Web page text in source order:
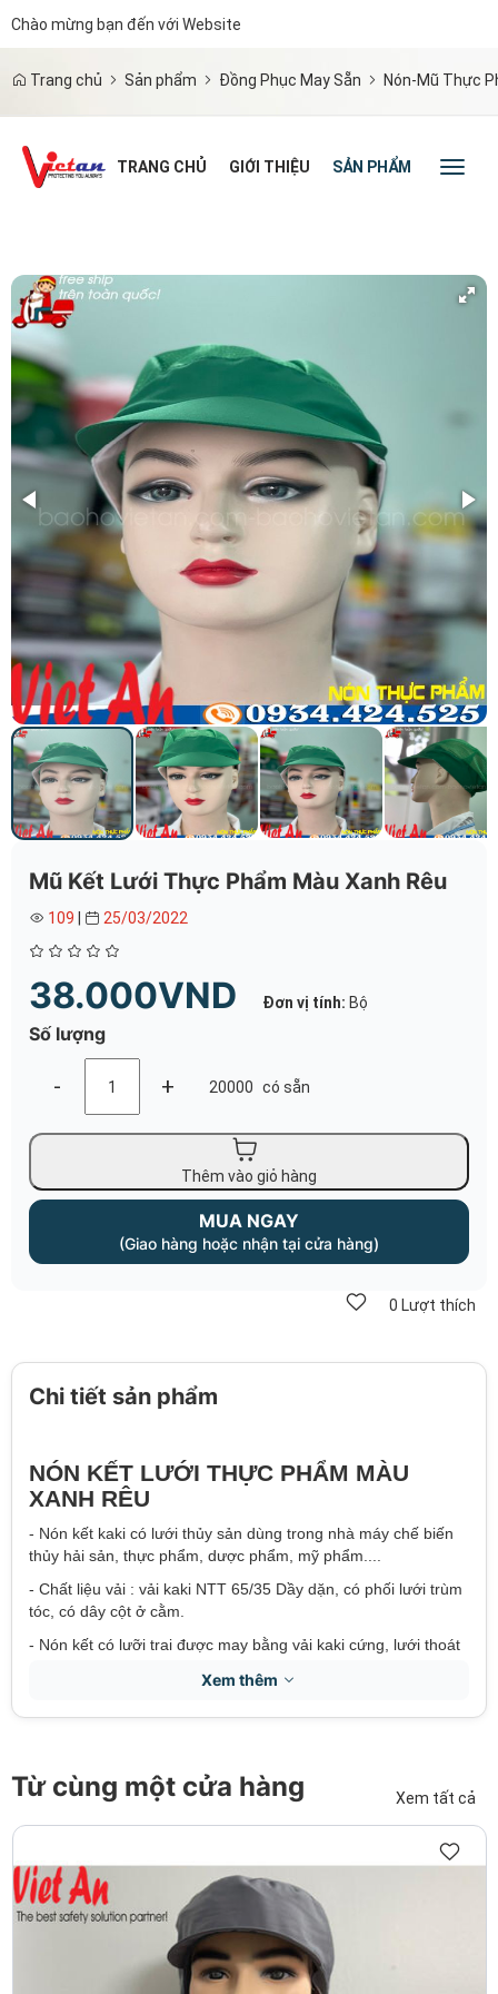
Chào mừng bạn đến với Website
Trang chủ Sản phẩm Đồng Phục May Sẵn Nón-Mũ Thực
TRANG CHỦ GIỚI THIỆU SẢN PHẨM TIN TỨC
Mũ Kết Lưới Thực Phẩm Màu Xanh Rêu
109 25/03/2022
38.000VND Đơn vị tính: Bộ
Số lượng
- + 20000 có sẵn
Thêm vào giỏ hàng
MUA NGAY
(Giao hàng hoặc nhận tại cửa hàng)
0 Lượt thích
Chi tiết sản phẩm
NÓN KẾT LƯỚI THỰC PHẨM MÀU
XANH RÊU
- Nón kết kaki có lưới thủy sản dùng trong nhà máy chế biến
thủy hải sản, thực phẩm, dược phẩm, mỹ phẩm....
- Chất liệu vải : vải kaki NTT 65/35 Dầy dặn, có phối lưới trùm
tóc, có dây cột ở cằm.
- Nón kết có lưỡi trai được may bằng vải kaki cứng, lưới thoát
hồng hoặc có thể may bất kỳ màu sắc nào quý khách yêu cầu.
TÍNH NĂNG:
- Dùng trong ngành công nghiệp yêu cầu sạch sẽ, an toàn vệ
- Dùng trong môi trường đòi hỏi độ chính xác cao như sản
xuất linh kiện điện tử thì nón giúp đầu tóc công nhân gọn gàng
tránh
tóc rơi rụng vào sản phẩm trong quá trình làm việc.
- Trong ngành sản xuất giày da, giấy và bao bì, dệt may, thủy
Xem thêm
Từ cùng một cửa hàng Xem tất cả